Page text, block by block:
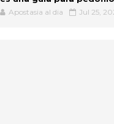
Apostasia al dia Jul 25,